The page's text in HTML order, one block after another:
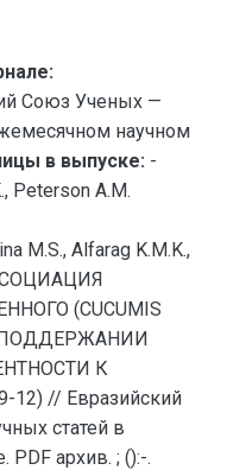
Союз Ученых —
научном
в выпуске: -
Peterson A.M.
M.S., Alfarag K.M.K.,
(CUCUMIS
ПОДДЕРЖАНИИ
К
// Евразийский
статей в
архив. ; ():-.